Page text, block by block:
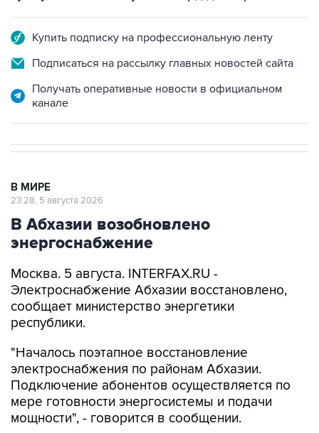
Купить подписку на профессиональную ленту
Подписаться на рассылку главных новостей сайта
Получать оперативные новости в официальном
канале
В МИРЕ
23:28, 5 августа 2026
В Абхазии возобновлено
энергоснабжение
Москва. 5 августа. INTERFAX.RU -
Электроснабжение Абхазии восстановлено,
сообщает министерство энергетики
республики.
"Началось поэтапное восстановление
электроснабжения по районам Абхазии.
Подключение абонентов осуществляется по
мере готовности энергосистемы и подачи
мощности", - говорится в сообщении.